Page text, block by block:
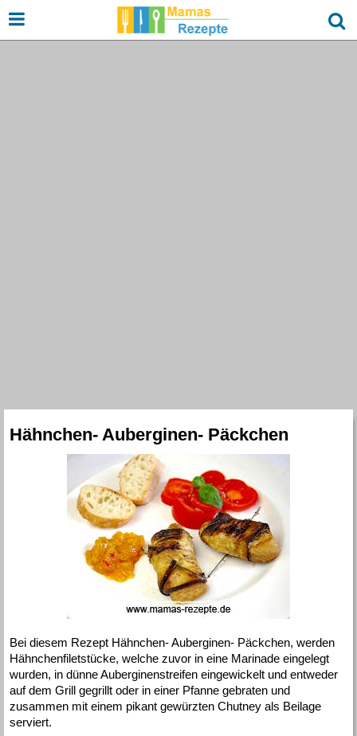
Hähnchen- Auberginen- Päckchen
Bei diesem Rezept Hähnchen- Auberginen- Päckchen, werden
Hähnchenfiletstücke, welche zuvor in eine Marinade eingelegt
wurden, in dünne Auberginenstreifen eingewickelt und entweder
auf dem Grill gegrillt oder in einer Pfanne gebraten und
zusammen mit einem pikant gewürzten Chutney als Beilage
serviert.